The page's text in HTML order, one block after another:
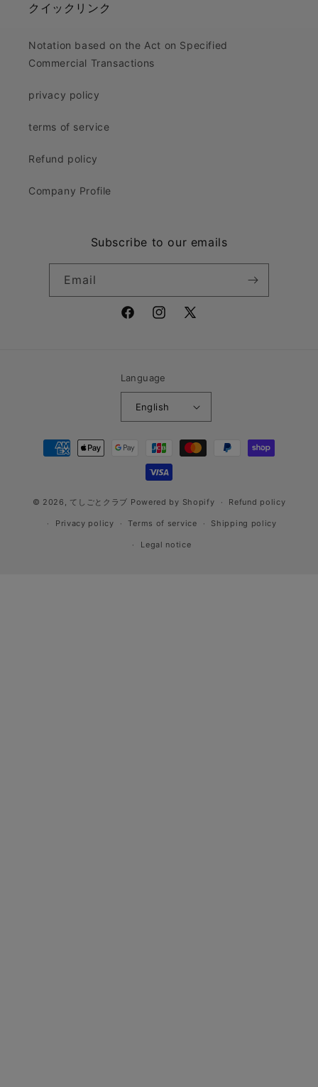
クイックリンク
Notation based on the Act on Specified
Commercial Transactions
privacy policy
terms of service
Refund policy
Company Profile
Subscribe to our emails
Email
FacebookInstagram
X
Language
English
Payment
methods
© 2026, てしごとクラブ Powered by Shopify Refund policy
Privacy policy Terms of service Shipping policy
Legal notice